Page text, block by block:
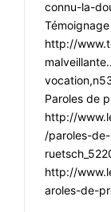
connu-la-
http://
Paroles de
http://
/paroles-
http://
aroles-de-